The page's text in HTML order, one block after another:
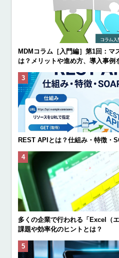
MDMコラム［入門編］第1回：マ
は？メリットや進め方、導入事例
REST APIとは？仕組み・特徴・
多くの企業で行われる「Excel（
課題や効率化のヒントとは？